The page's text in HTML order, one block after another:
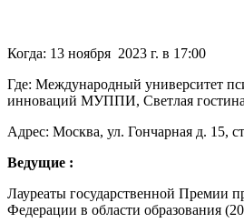
Когда: 13 ноября 2023 г. в 17:00
Где: Международный университет
инноваций МУППИ, Светлая
Адрес: Москва, ул. Гончарная д. 15,
Ведущие :
Лауреаты государственной Премии
Федерации в области образования